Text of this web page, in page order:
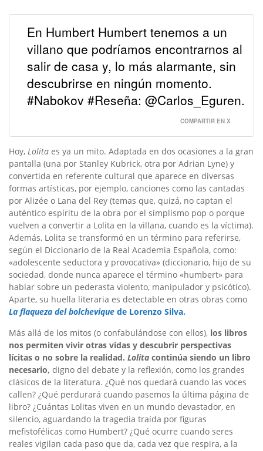
En Humbert Humbert tenemos a un
villano que podríamos encontrarnos al
salir de casa y, lo más alarmante, sin
descubrirse en ningún momento.
#Nabokov #Reseña: @Carlos_Eguren.
COMPARTIR EN X
Hoy, Lolita es ya un mito. Adaptada en dos ocasiones a la gran
pantalla (una por Stanley Kubrick, otra por Adrian Lyne) y
convertida en referente cultural que aparece en diversas
formas artísticas, por ejemplo, canciones como las cantadas
por Alizée o Lana del Rey (temas que, quizá, no captan el
auténtico espíritu de la obra por el simplismo pop o porque
vuelven a convertir a Lolita en la villana, cuando es la víctima).
Además, Lolita se transformó en un término para referirse,
según el Diccionario de la Real Academia Española, como:
«adolescente seductora y provocativa» (diccionario, hijo de su
sociedad, donde nunca aparece el término «humbert» para
hablar sobre un pederasta violento, manipulador y psicótico).
Aparte, su huella literaria es detectable en otras obras como
La flaqueza del bolchevique de Lorenzo Silva.
Más allá de los mitos (o confabulándose con ellos), los libros
nos permiten vivir otras vidas y descubrir perspectivas
lícitas o no sobre la realidad. Lolita continúa siendo un libro
necesario, digno del debate y la reflexión, como los grandes
clásicos de la literatura. ¿Qué nos quedará cuando las voces
callen? ¿Qué perdurará cuando pasemos la última página de
libro? ¿Cuántas Lolitas viven en un mundo devastador, en
silencio, aguardando la tragedia traída por figuras
mefistofélicas como Humbert? ¿Qué ocurre cuando seres
reales vigilan cada paso que da, cada vez que respira, a la